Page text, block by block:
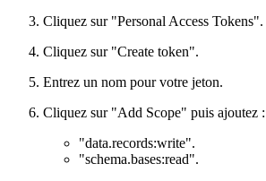
Cliquez sur "Personal Access Tokens".
Cliquez sur "Create token".
Entrez un nom pour votre jeton.
Cliquez sur "Add Scope" puis ajoutez :
"data.records:write".
"schema.bases:read".